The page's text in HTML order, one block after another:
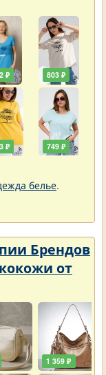
₽
₽
803 ₽
749 ₽
белье.
Брендов
от
1 359 ₽